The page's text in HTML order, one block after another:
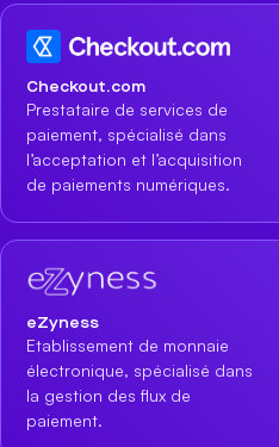
Checkout.com
Prestataire de services de
paiement, spécialisé dans
l’acceptation et l’acquisition
de paiements numériques.
eZyness
Etablissement de monnaie
électronique, spécialisé dans
la gestion des flux de
paiement.